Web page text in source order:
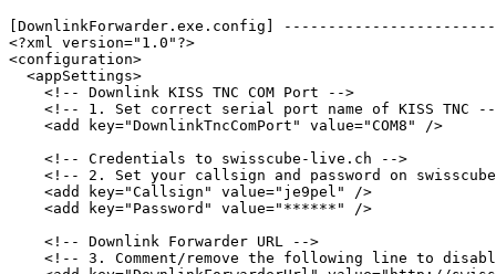
[DownlinkForwarder.exe.config]
<?xml version="1.0"?>
<configuration>
  <appSettings>
    <!-- Downlink KISS TNC COM Port -->
<!-- 1. Set correct serial port name of KISS TNC
    <add key="DownlinkTncComPort" value="COM8" />
    <!-- Credentials to swisscube-live.ch -->
<!-- 2. Set your callsign and password on
    <add key="Callsign" value="je9pel" />
    <add key="Password" value="******" />
    <!-- Downlink Forwarder URL -->
<!-- 3. Comment/remove the following line to